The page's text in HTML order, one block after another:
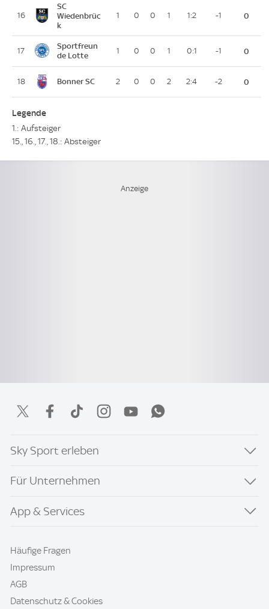
16
SC
Wiedenbrüc
k
1 0 0 1 1:2 -1 0
17
Sportfreun
de Lotte
1 0 0 1 0:1 -1 0
18 Bonner SC 2 0 0 2 2:4 -2 0
Legende
1.: Aufsteiger
15., 16., 17., 18.: Absteiger
Sky Sport erleben
Für Unternehmen
App & Services
Häufige Fragen
Impressum
AGB
Datenschutz & Cookies